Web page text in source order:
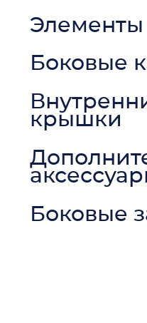
Элементы
Боковые
крышки
Боковые